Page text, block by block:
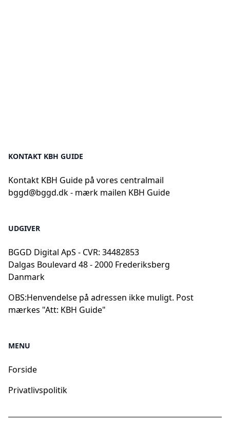
KONTAKT KBH GUIDE
Kontakt KBH Guide på vores centralmail
bggd@bggd.dk- mærk mailen KBH Guide
UDGIVER
BGGD Digital ApS - CVR: 34482853
Dalgas Boulevard 48 - 2000 Frederiksberg
Danmark
OBS:Henvendelse på adressen ikke muligt. Post
mærkes "Att: KBH Guide"
MENU
Forside
Privatlivspolitik